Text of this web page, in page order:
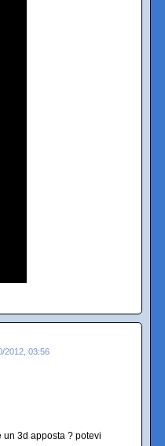
2012, 03:56
un 3d apposta ? potevi